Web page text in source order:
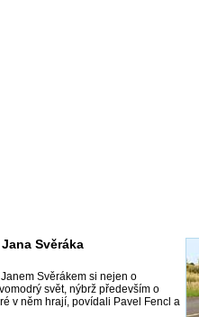
Svěráka
Svěrákem si nejen o
svět, nýbrž především o
v něm hrají, povídali Pavel Fencl a